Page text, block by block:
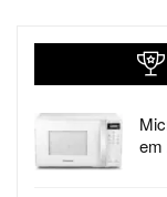
em